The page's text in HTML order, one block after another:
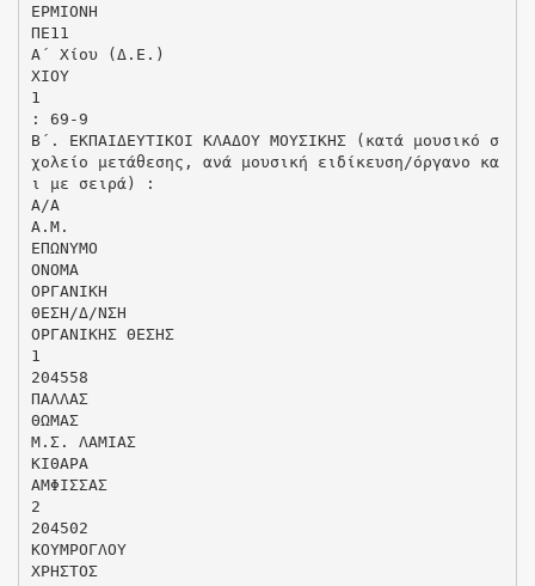
ΕΡΜΙΟΝΗ
ΠΕ11
Α΄ Χίου (Δ.Ε.)
ΧΙΟΥ
1
: 69-9
Β΄. ΕΚΠΑΙΔΕΥΤΙΚΟΙ ΚΛΑΔΟΥ ΜΟΥΣΙΚΗΣ (κατά μουσικό σ
χολείο μετάθεσης, ανά μουσική ειδίκευση/όργανο κα
ι με σειρά) :
Α/Α
Α.Μ.
ΕΠΩΝΥΜΟ
ΟΝΟΜΑ
ΟΡΓΑΝΙΚΗ
ΘΕΣΗ/Δ/ΝΣΗ
ΟΡΓΑΝΙΚΗΣ ΘΕΣΗΣ
1
204558
ΠΑΛΛΑΣ
ΘΩΜΑΣ
Μ.Σ. ΛΑΜΙΑΣ
ΚΙΘΑΡΑ
ΑΜΦΙΣΣΑΣ
2
204502
ΚΟΥΜΡΟΓΛΟΥ
ΧΡΗΣΤΟΣ